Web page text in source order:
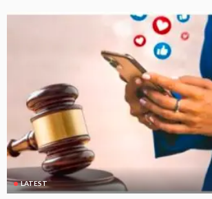
LATEST